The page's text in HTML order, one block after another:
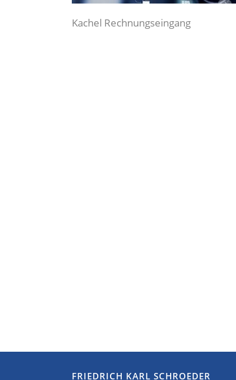
Kachel Rechnungseingang
FRIEDRICH KARL SCHROEDER